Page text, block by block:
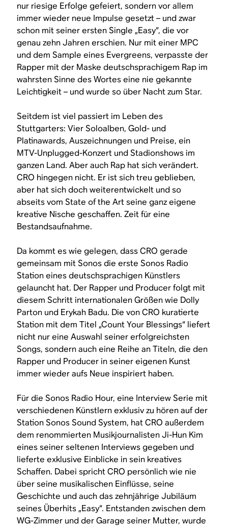
nur riesige Erfolge gefeiert, sondern vor allem
immer wieder neue Impulse gesetzt – und zwar
schon mit seiner ersten Single „Easy“, die vor
genau zehn Jahren erschien. Nur mit einer MPC
und dem Sample eines Evergreens, verpasste der
Rapper mit der Maske deutschsprachigem Rap im
wahrsten Sinne des Wortes eine nie gekannte
Leichtigkeit – und wurde so über Nacht zum Star.
Seitdem ist viel passiert im Leben des
Stuttgarters: Vier Soloalben, Gold- und
Platinawards, Auszeichnungen und Preise, ein
MTV-Unplugged-Konzert und Stadionshows im
ganzen Land. Aber auch Rap hat sich verändert.
CRO hingegen nicht. Er ist sich treu geblieben,
aber hat sich doch weiterentwickelt und so
abseits vom State of the Art seine ganz eigene
kreative Nische geschaffen. Zeit für eine
Bestandsaufnahme.
Da kommt es wie gelegen, dass CRO gerade
gemeinsam mit Sonos die erste Sonos Radio
Station eines deutschsprachigen Künstlers
gelauncht hat. Der Rapper und Producer folgt mit
diesem Schritt internationalen Größen wie Dolly
Parton und Erykah Badu. Die von CRO kuratierte
Station mit dem Titel „Count Your Blessings“ liefert
nicht nur eine Auswahl seiner erfolgreichsten
Songs, sondern auch eine Reihe an Titeln, die den
Rapper und Producer in seiner eigenen Kunst
immer wieder aufs Neue inspiriert haben.
Für die Sonos Radio Hour, eine Interview Serie mit
verschiedenen Künstlern exklusiv zu hören auf der
Station Sonos Sound System, hat CRO außerdem
dem renommierten Musikjournalisten Ji-Hun Kim
eines seiner seltenen Interviews gegeben und
lieferte exklusive Einblicke in sein kreatives
Schaffen. Dabei spricht CRO persönlich wie nie
über seine musikalischen Einflüsse, seine
Geschichte und auch das zehnjährige Jubiläum
seines Überhits „Easy“. Entstanden zwischen dem
WG-Zimmer und der Garage seiner Mutter, wurde